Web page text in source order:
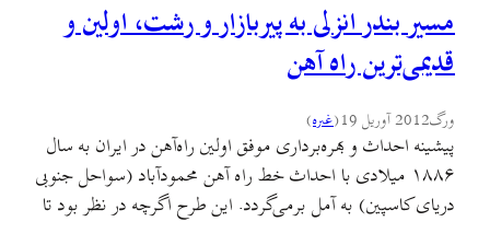
مسیر بندر انزلی به پیربازار و رشت، اولین و
قدیمی‌ترین راه آهن
ورگ2012 آوریل 19 (غىره)
پیشینه احداث و بهره‌برداری موفق اولین راه‌آهن در ایران به سال
۱۸۸۶ میلادی با احداث خط راه آهن محمودآباد (سواحل جنوبی
دریای کاسپین) به آمل برمی‌گردد. این طرح اگرچه در نظر بود تا